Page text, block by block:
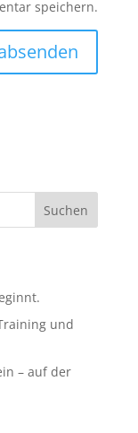
speichern.
Suchen
und
– auf der